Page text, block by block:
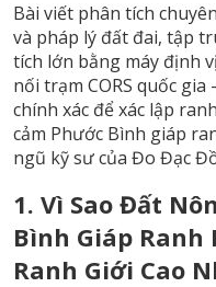
Bài viết phân tích
và pháp lý đất đai, tập
tích lớn bằng máy định
nối trạm CORS quốc
chính xác để xác lập
cảm Phước Bình giáp
ngũ kỹ sư của Đo Đạc
1. Vì Sao Đất
Bình Giáp Ranh
Ranh Giới Cao